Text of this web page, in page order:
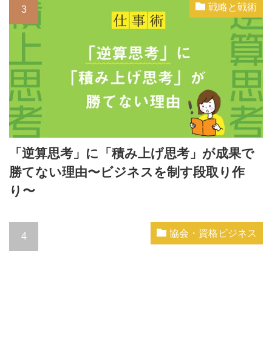
戦略と戦術
「逆算思考」に「積み上げ思考」が成果で
勝てない理由〜ビジネスを制す段取り作
り〜
協会・資格ビジネス